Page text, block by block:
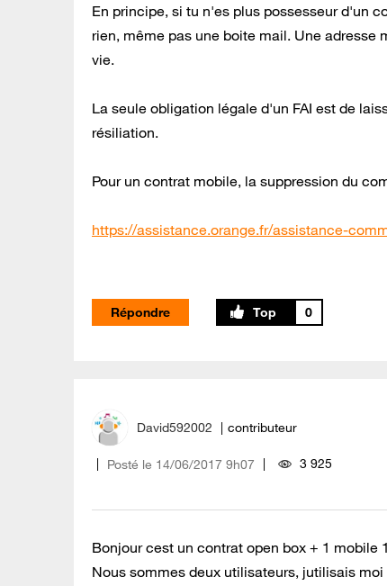
En principe, si tu n'es plus possesseur d'un
rien, même pas une boite mail. Une
vie.
La seule obligation légale d'un FAI est de
résiliation.
Pour un contrat mobile, la suppression du
https://assistance.orange.fr/assistance-
Répondre 0
David592002 contributeur
Posté le ‎14/06/2017 9h07 3 925
Bonjour cest un contrat open box + 1
Nous sommes deux utilisateurs, jutilisais